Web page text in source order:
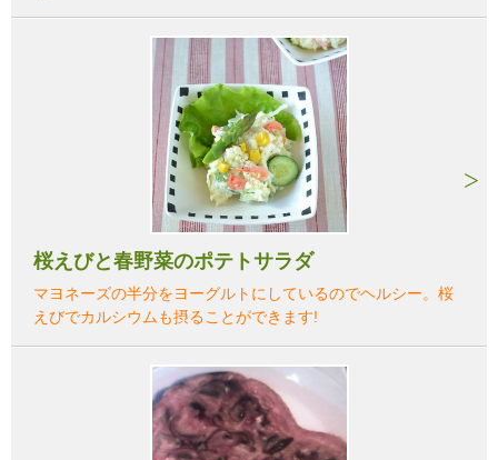
桜えびと春野菜のポテトサラダ
マヨネーズの半分をヨーグルトにしているのでヘルシー。桜
えびでカルシウムも摂ることができます!